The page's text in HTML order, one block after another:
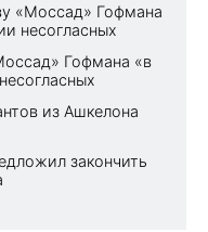
«Моссад» Гофмана
несогласных
Гофмана «в
из Ашкелона
закончить